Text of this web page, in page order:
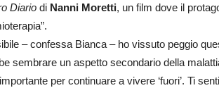
Diario di Nanni Moretti, un film dove il
– confessa Bianca – ho vissuto peggio
sembrare un aspetto secondario della
per continuare a vivere ‘fuori’. Ti